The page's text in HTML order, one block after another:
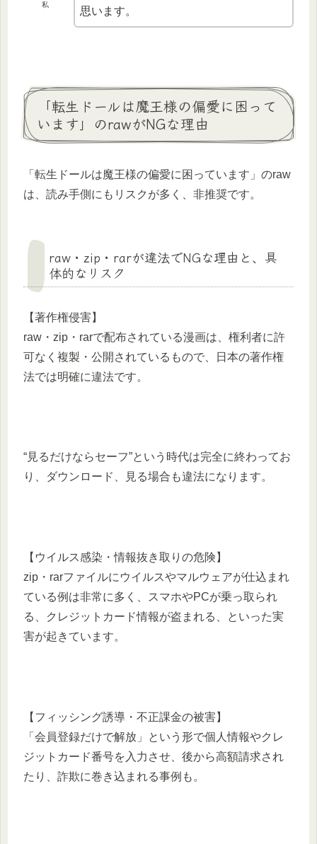
私
思います。
「転生ドールは魔王様の偏愛に困って
います」のrawがNGな理由
「転生ドールは魔王様の偏愛に困っています」のraw
は、読み手側にもリスクが多く、非推奨です。
raw・zip・rarが違法でNGな理由と、具
体的なリスク
【著作権侵害】
raw・zip・rarで配布されている漫画は、権利者に許
可なく複製・公開されているもので、日本の著作権
法では明確に違法です。
“見るだけならセーフ”という時代は完全に終わってお
り、ダウンロード、見る場合も違法になります。
【ウイルス感染・情報抜き取りの危険】
zip・rarファイルにウイルスやマルウェアが仕込まれ
ている例は非常に多く、スマホやPCが乗っ取られ
る、クレジットカード情報が盗まれる、といった実
害が起きています。
【フィッシング誘導・不正課金の被害】
「会員登録だけで解放」という形で個人情報やクレ
ジットカード番号を入力させ、後から高額請求され
たり、詐欺に巻き込まれる事例も。